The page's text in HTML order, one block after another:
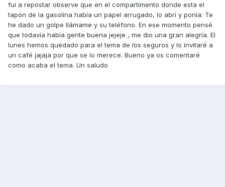
fui a repostar observe que en el compartimento donde esta el
tapón de la gasolina había un papel arrugado, lo abrí y ponía: Te
he dado un golpe llámame y su teléfono. En ese momento pensé
que todavía había gente buena jejeje , me dio una gran alegría. El
lunes hemos quedado para el tema de los seguros y lo invitaré a
un café jajaja por que se lo merece. Bueno ya os comentaré
como acaba el tema. Un saludo